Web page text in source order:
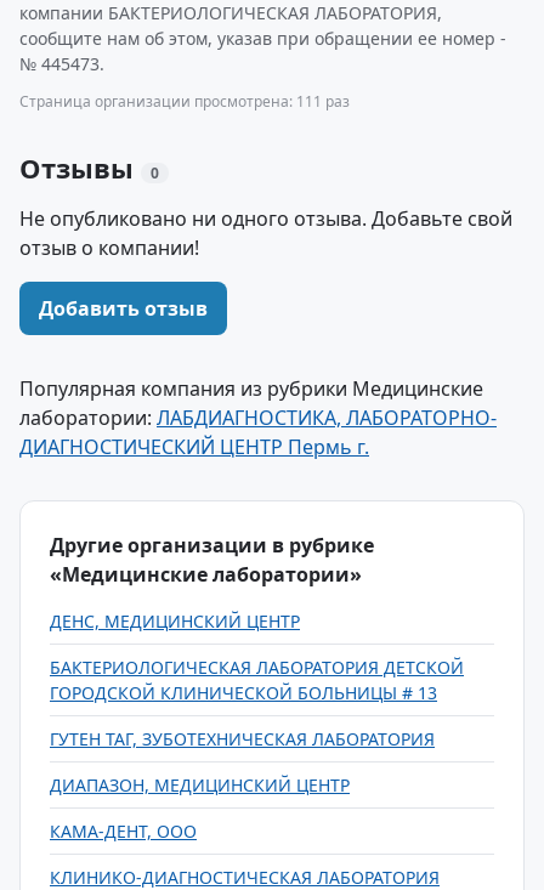
компании БАКТЕРИОЛОГИЧЕСКАЯ ЛАБОРАТОРИЯ,
сообщите нам об этом, указав при обращении ее номер -
№ 445473.
Страница организации просмотрена: 111 раз
Отзывы 0
Не опубликовано ни одного отзыва. Добавьте свой
отзыв о компании!
Добавить отзыв
Популярная компания из рубрики Медицинские
лаборатории: ЛАБДИАГНОСТИКА, ЛАБОРАТОРНО-
ДИАГНОСТИЧЕСКИЙ ЦЕНТР Пермь г.
Другие организации в рубрике
«Медицинские лаборатории»
ДЕНС, МЕДИЦИНСКИЙ ЦЕНТР
БАКТЕРИОЛОГИЧЕСКАЯ ЛАБОРАТОРИЯ ДЕТСКОЙ
ГОРОДСКОЙ КЛИНИЧЕСКОЙ БОЛЬНИЦЫ # 13
ГУТЕН ТАГ, ЗУБОТЕХНИЧЕСКАЯ ЛАБОРАТОРИЯ
ДИАПАЗОН, МЕДИЦИНСКИЙ ЦЕНТР
КАМА-ДЕНТ, ООО
КЛИНИКО-ДИАГНОСТИЧЕСКАЯ ЛАБОРАТОРИЯ